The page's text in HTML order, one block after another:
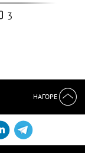
3
НАГОРЕ